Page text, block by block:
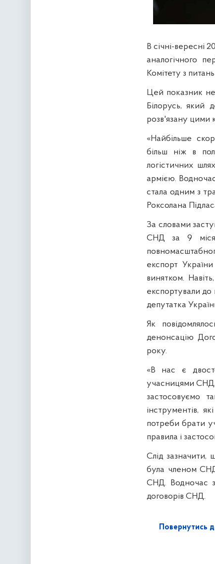
В січні-вересні
аналогічного
Комітету з
Цей показник не
Білорусь, який
розв'язану цими
«Найбільше
більш ніж в
логістичних
армією.
стала одним з
Роксолана
За словами
СНД за 9
експорт
винятком.
експортували
депутатка
Як
денонсацію
року.
«В нас є
учасницями СНД,
застосовуємо
інструментів,
потреби брати
правила і
Слід
була членом
СНД. Водночас з
договорів СНД.
Повернутись